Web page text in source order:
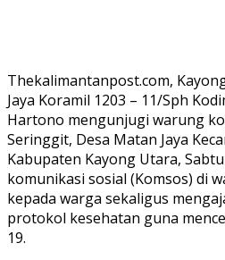
Thekalimantanpost.com,
Jaya Koramil 1203 – 11/Sph
Hartono mengunjugi warung
Seringgit, Desa Matan Jaya
Kabupaten Kayong Utara,
komunikasi sosial (Komsos) di
kepada warga sekaligus
protokol kesehatan guna
19.